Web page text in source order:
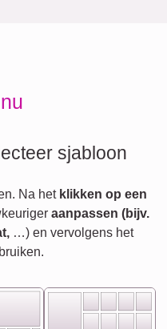
sjabloon
Na het klikken op een
aanpassen (bijv.
…) en vervolgens het